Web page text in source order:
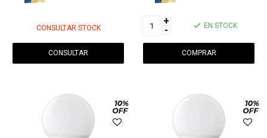
CONSULTAR STOCK
CONSULTAR
+
- EN STOCK